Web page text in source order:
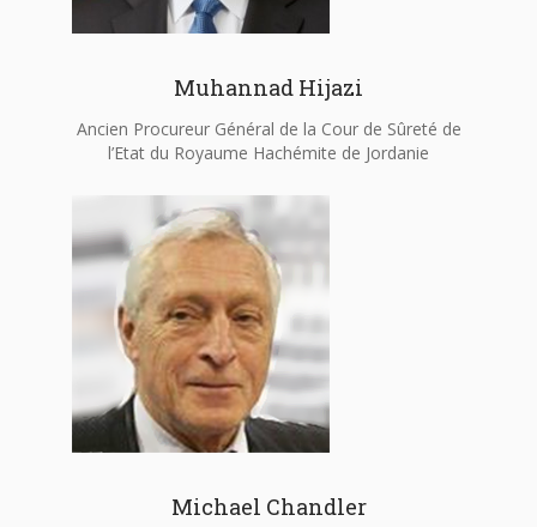
Muhannad Hijazi
Ancien Procureur Général de la Cour de Sûreté de
l’Etat du Royaume Hachémite de Jordanie
Michael Chandler